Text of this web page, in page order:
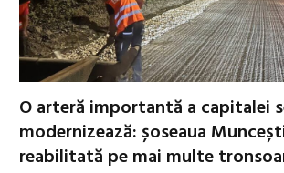
O arteră importantă a capitalei
modernizează: șoseaua
reabilitată pe mai multe